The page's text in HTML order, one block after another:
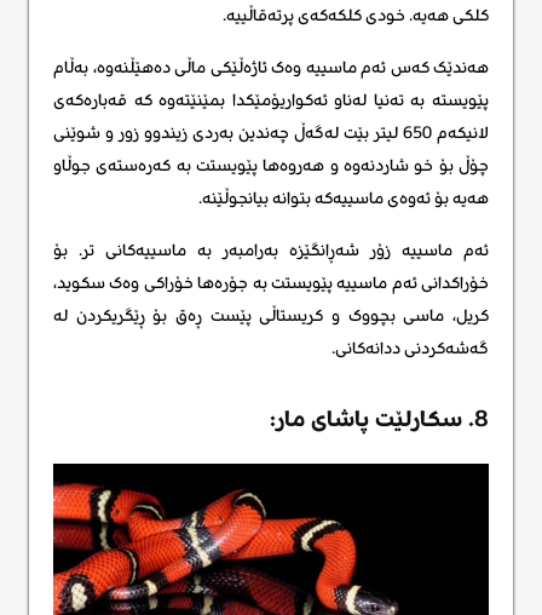
کلکی هەیە. خودی کلکەکەی پرتەقاڵییە.
هەندێک کەس ئەم ماسییە وەک ئاژەڵێکی ماڵی دەهێڵنەوە، بەڵام
پێویستە بە تەنیا لەناو ئەکواریۆمێکدا بمێنێتەوە کە قەبارەکەی
لانیکەم 650 لیتر بێت لەگەڵ چەندین بەردی زیندوو زور و شوێنی
چۆڵ بۆ خو شاردنەوە و هەروەها پێویستت بە کەرەستەی جوڵاو
هەیە بۆ ئەوەی ماسییەکه بتوانه بیانجوڵێنه.
ئەم ماسییە زۆر شەڕانگێزە بەرامبەر بە ماسییەکانی تر. بۆ
خۆراکدانی ئەم ماسییە پێویستت بە جۆرەها خۆراکی وەک سکوید،
کریل، ماسی بچووک و کریستاڵی پێست ڕەق بۆ ڕێگریکردن لە
گەشەکردنی ددانەکانی.
8. سکارلێت پاشای مار: